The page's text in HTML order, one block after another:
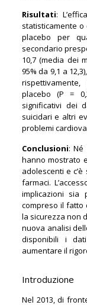
Risultati:
statisticamente
placebo per
secondario
10,7 (media dei
95% da 9,1 a
placebo (P =
significativi dei
suicidari e altri
problemi
Conclusioni: Né
hanno mostrato
adolescenti e
farmaci.
implicazioni sia
compreso il fatto
la sicurezza non
nuova analisi
disponibili i
aumentare il
Introduzione
Nel 2013, di